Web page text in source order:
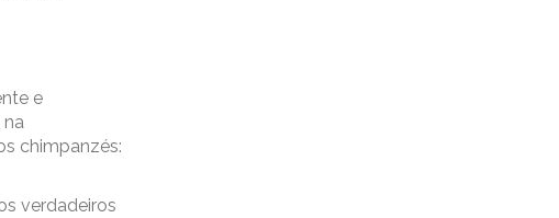
e
na
chimpanzés:
verdadeiros